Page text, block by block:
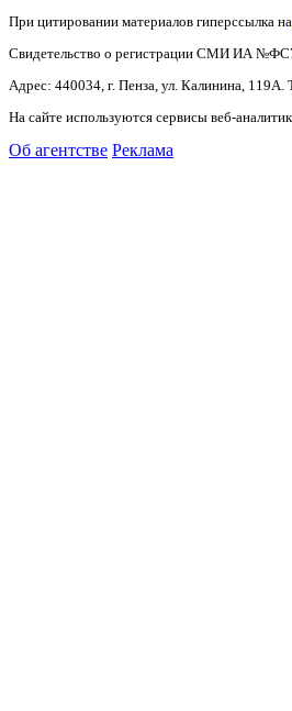
При цитировании материалов гиперссылка на
Свидетельство о регистрации СМИ ИА
Адрес: 440034, г. Пенза, ул. Калинина,
На сайте используются сервисы веб-
Об агентстве Реклама